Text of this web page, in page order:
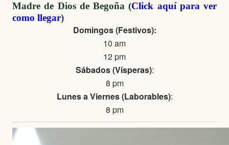
Madre de Dios de Begoña (Click aquí para ver
como llegar)
Domingos (Festivos):
10 am
12 pm
Sábados (Vísperas):
8 pm
Lunes a Viernes (Laborables):
8 pm